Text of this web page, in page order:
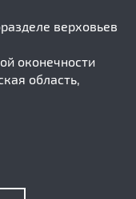
верховьев
оконечности
область,